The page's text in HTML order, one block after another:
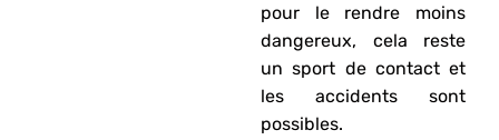
pour le rendre moins
dangereux, cela reste
un sport de contact et
les accidents sont
possibles.